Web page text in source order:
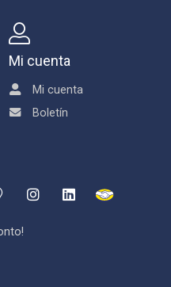
Mi cuenta
Mi cuenta
Boletín